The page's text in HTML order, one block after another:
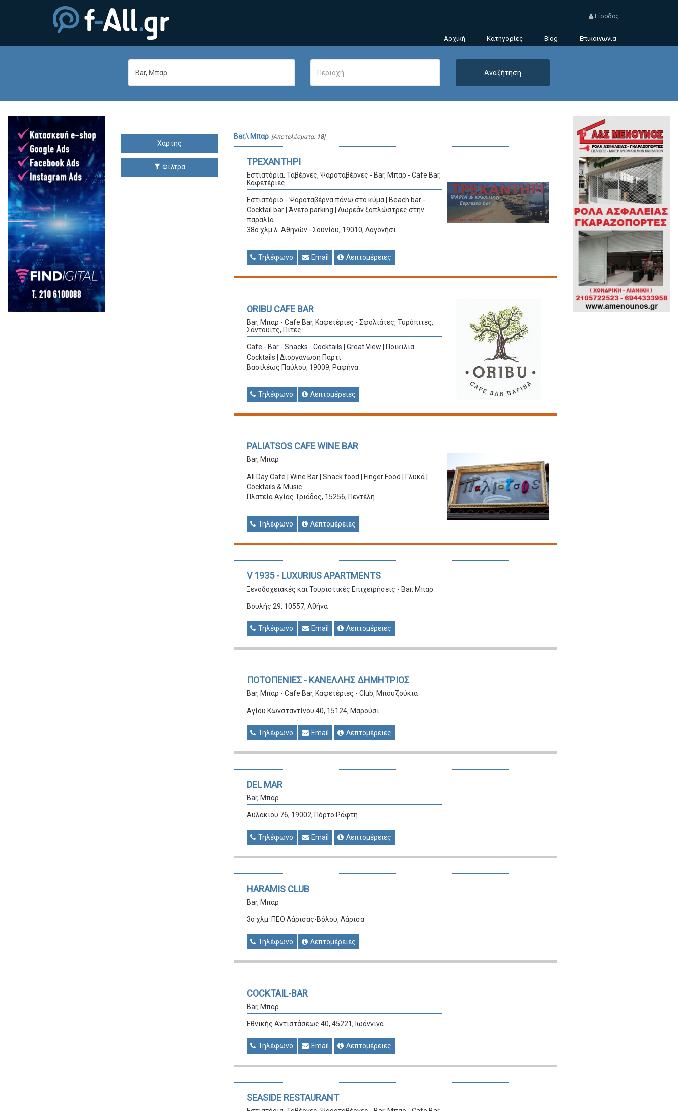
Είσοδος
Αρχική Κατηγορίες Blog Επικοινωνία
Χάρτης
Φίλτρα
Bar,\ Μπαρ [Αποτελέσματα: 18]
ΤΡΕΧΑΝΤΗΡΙ
Εστιατόρια, Ταβέρνες, Ψαροταβέρνες - Bar, Μπαρ - Cafe Bar,
Καφετέριες
Εστιατόριο - Ψαροταβέρνα πάνω στο κύμα | Beach bar -
Cocktail bar | Άνετο parking | Δωρεάν ξαπλώστρες στην
παραλία
38ο χλμ λ. Αθηνών - Σουνίου, 19010, Λαγονήσι
Τηλέφωνο Email Λεπτομέρειες
ORIBU CAFE BAR
Bar, Μπαρ - Cafe Bar, Καφετέριες - Σφολιάτες, Τυρόπιτες,
Σάντουϊτς, Πίτες
Cafe - Bar - Snacks - Cocktails | Great View | Ποικιλία
Cocktails | Διοργάνωση Πάρτι
Βασιλέως Παύλου, 19009, Ραφήνα
Τηλέφωνο Λεπτομέρειες
PALIATSOS CAFE WINE BAR
Bar, Μπαρ
All Day Cafe | Wine Bar | Snack food | Finger Food | Γλυκά |
Cocktails & Music
Πλατεία Αγίας Τριάδος, 15256, Πεντέλη
Τηλέφωνο Λεπτομέρειες
V 1935 - LUXURIUS APARTMENTS
Ξενοδοχειακές και Τουριστικές Επιχειρήσεις - Bar, Μπαρ
Βουλής 29, 10557, Αθήνα
Τηλέφωνο Email Λεπτομέρειες
ΠΟΤΟΠΕΝΙΕΣ - ΚΑΝΕΛΛΗΣ ΔΗΜΗΤΡΙΟΣ
Bar, Μπαρ - Cafe Bar, Καφετέριες - Club, Μπουζούκια
Αγίου Κωνσταντίνου 40, 15124, Μαρούσι
Τηλέφωνο Email Λεπτομέρειες
DEL MAR
Bar, Μπαρ
Αυλακίου 76, 19002, Πόρτο Ράφτη
Τηλέφωνο Email Λεπτομέρειες
HARAMIS CLUB
Bar, Μπαρ
3ο χλμ. ΠΕΟ Λάρισας-Βόλου, Λάρισα
Τηλέφωνο Λεπτομέρειες
COCKTAIL-BAR
Bar, Μπαρ
Εθνικής Αντιστάσεως 40, 45221, Ιωάννινα
Τηλέφωνο Email Λεπτομέρειες
SEASIDE RESTAURANT